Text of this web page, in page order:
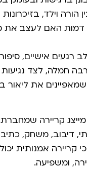
הורה וילד, בזיכרונות
דמות האם לעצב את
רגעים אישיים,
חמלה, לצד
שמאפיינים את ליאור
מייצג קריירה
דיבוב, משחק,
קריירה אמנותית
ומשפיעה.